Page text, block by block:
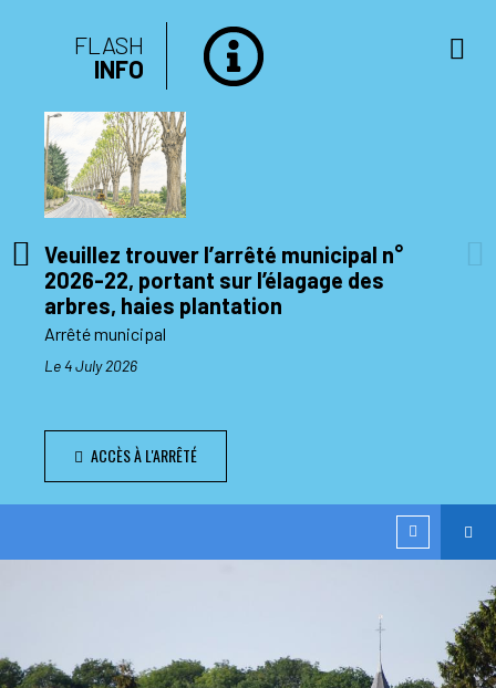
FLASH
INFO
Veuillez trouver l’arrêté municipal n°
2026-22, portant sur l’élagage des
arbres, haies plantation
Arrêté municipal
Le 4 July 2026
ACCÈS À L'ARRÊTÉ